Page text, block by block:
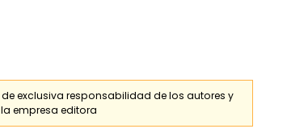
exclusiva responsabilidad de los autores y
empresa editora